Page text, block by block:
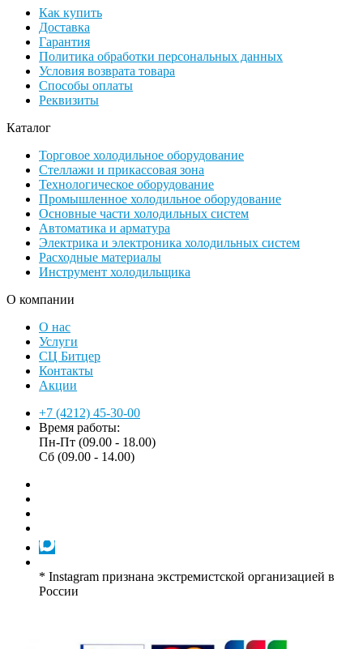
Как купить
Доставка
Гарантия
Политика обработки персональных данных
Условия возврата товара
Способы оплаты
Реквизиты
Каталог
Торговое холодильное оборудование
Стеллажи и прикассовая зона
Технологическое оборудование
Промышленное холодильное оборудование
Основные части холодильных систем
Автоматика и арматура
Электрика и электроника холодильных систем
Расходные материалы
Инструмент холодильщика
О компании
О нас
Услуги
СЦ Битцер
Контакты
Акции
+7 (4212) 45-30-00
Время работы:
Пн-Пт (09.00 - 18.00)
Сб (09.00 - 14.00)
* Instagram признана экстремистской организацией в
России